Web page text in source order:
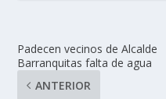
Padecen vecinos de Alcalde
Barranquitas falta de agua
ANTERIOR